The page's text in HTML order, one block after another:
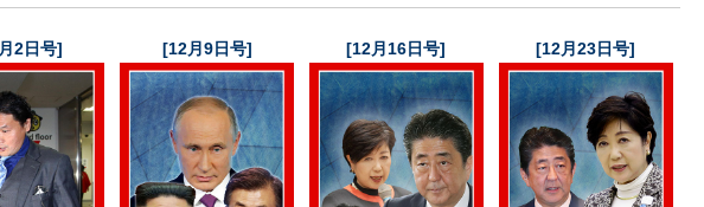
2日号] [12月9日号] [12月16日号] [12月23日号]